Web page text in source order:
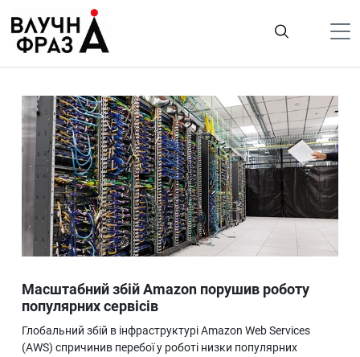
содержимому
Гроші
Життя
Лайфстайл
ТехноНаука
Людина
Ukraine
Про нас
Масштабний збій Amazon порушив роботу
популярних сервісів
Глобальний збій в інфраструктурі Amazon Web Services
(AWS) спричинив перебої у роботі низки популярних